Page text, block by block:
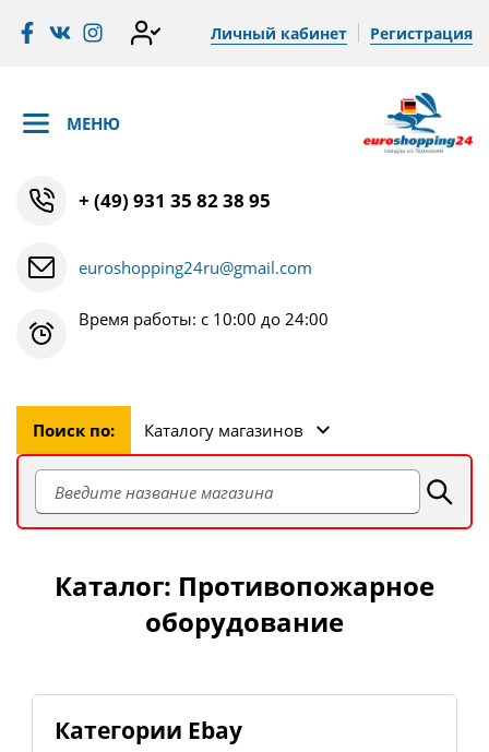
Личный кабинет Регистрация
МЕНЮ
+ (49) 931 35 82 38 95
euroshopping24ru@gmail.com
Время работы: с 10:00 до 24:00
Поиск по: Каталогу магазинов
Категории Ebay
Каталог: Противопожарное
оборудование